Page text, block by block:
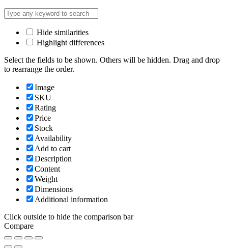
Hide similarities
Highlight differences
Select the fields to be shown. Others will be hidden. Drag and drop
to rearrange the order.
Image
SKU
Rating
Price
Stock
Availability
Add to cart
Description
Content
Weight
Dimensions
Additional information
Click outside to hide the comparison bar
Compare